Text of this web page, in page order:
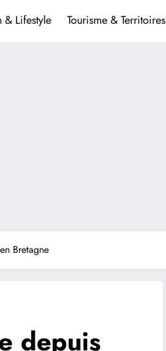
& Lifestyle Tourisme & Territoires
Bretagne
depuis